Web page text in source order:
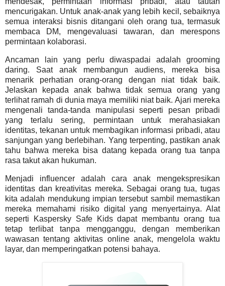
mencurigakan. Untuk anak-anak yang lebih kecil, sebaiknya
semua interaksi bisnis ditangani oleh orang tua, termasuk
membaca DM, mengevaluasi tawaran, dan merespons
permintaan kolaborasi.
Ancaman lain yang perlu diwaspadai adalah grooming
daring. Saat anak membangun audiens, mereka bisa
menarik perhatian orang-orang dengan niat tidak baik.
Jelaskan kepada anak bahwa tidak semua orang yang
terlihat ramah di dunia maya memiliki niat baik. Ajari mereka
mengenali tanda-tanda manipulasi seperti pesan pribadi
yang terlalu sering, permintaan untuk merahasiakan
identitas, tekanan untuk membagikan informasi pribadi, atau
sanjungan yang berlebihan. Yang terpenting, pastikan anak
tahu bahwa mereka bisa datang kepada orang tua tanpa
rasa takut akan hukuman.
Menjadi influencer adalah cara anak mengekspresikan
identitas dan kreativitas mereka. Sebagai orang tua, tugas
kita adalah mendukung impian tersebut sambil memastikan
mereka memahami risiko digital yang menyertainya. Alat
seperti Kaspersky Safe Kids dapat membantu orang tua
tetap terlibat tanpa mengganggu, dengan memberikan
wawasan tentang aktivitas online anak, mengelola waktu
layar, dan memperingatkan potensi bahaya.